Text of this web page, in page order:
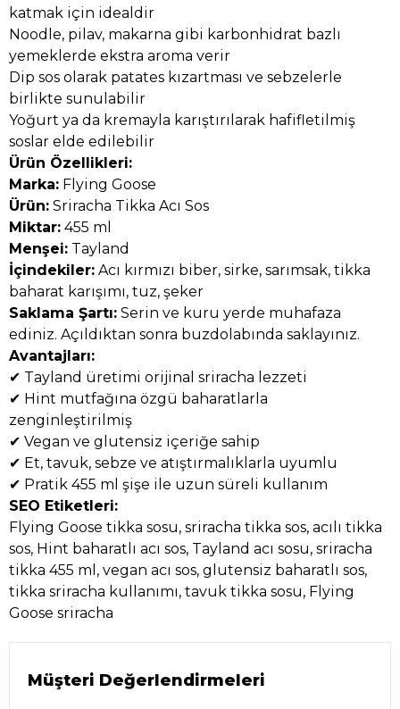
katmak için idealdir
Noodle, pilav, makarna gibi karbonhidrat bazlı
yemeklerde ekstra aroma verir
Dip sos olarak patates kızartması ve sebzelerle
birlikte sunulabilir
Yoğurt ya da kremayla karıştırılarak hafifletilmiş
soslar elde edilebilir
Ürün Özellikleri:
Marka: Flying Goose
Ürün: Sriracha Tikka Acı Sos
Miktar: 455 ml
Menşei: Tayland
İçindekiler: Acı kırmızı biber, sirke, sarımsak, tikka
baharat karışımı, tuz, şeker
Saklama Şartı: Serin ve kuru yerde muhafaza
ediniz. Açıldıktan sonra buzdolabında saklayınız.
Avantajları:
✔ Tayland üretimi orijinal sriracha lezzeti
✔ Hint mutfağına özgü baharatlarla
zenginleştirilmiş
✔ Vegan ve glutensiz içeriğe sahip
✔ Et, tavuk, sebze ve atıştırmalıklarla uyumlu
✔ Pratik 455 ml şişe ile uzun süreli kullanım
SEO Etiketleri:
Flying Goose tikka sosu, sriracha tikka sos, acılı tikka
sos, Hint baharatlı acı sos, Tayland acı sosu, sriracha
tikka 455 ml, vegan acı sos, glutensiz baharatlı sos,
tikka sriracha kullanımı, tavuk tikka sosu, Flying
Goose sriracha
Müşteri Değerlendirmeleri